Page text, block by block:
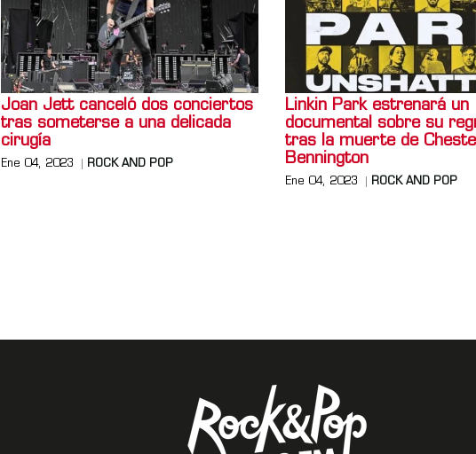
Joan Jett canceló dos conciertos
tras someterse a una delicada
cirugía
Ene 04, 2023 ROCK AND POP
Linkin Park estrenará un
documental sobre su
tras la muerte de
Bennington
Ene 04, 2023 ROCK AND POP